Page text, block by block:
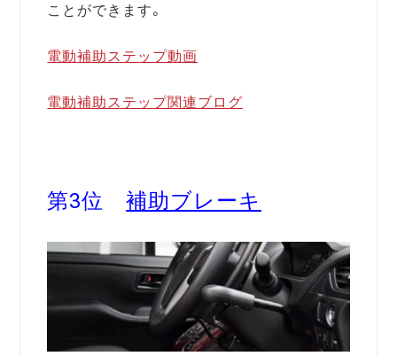
ことができます。
電動補助ステップ動画
電動補助ステップ関連ブログ
第3位補助ブレーキ